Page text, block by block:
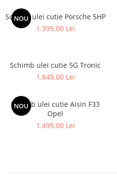
NOU
Schimb ulei cutie Porsche 5HP
1.399,00 Lei
Schimb ulei cutie 5G Tronic
1.849,00 Lei
NOU
Schimb ulei cutie Aisin F33
Opel
1.499,00 Lei